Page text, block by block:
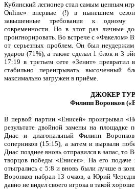
Кубинский легионер стал самым ценным
Online» впервые (!) в нынешнем
завышенные требования к одному
современности. Но в этот раз личные
проигнорировать. Во встрече с «Факелом»
от серьезных проблем. Он был
ударов (71%), а также сделал 1 блок и 3
17:19 в третьем сете «Зенит» превратил
стабильно переигрывать высоченный
максимально загружен в приёме.
ДЖОКЕР
Филипп Воронков
В первой партии «Енисей» проигрывал
результате двойной замены на площадке
Диас и диагональный Филипп
соперников (15:15), а затем и вырвали
Диас позднее вновь отправился в запас, то
творцов победы «Енисея». На его подаче
отыгрались с 5:8 и вновь были лучше в
Воронков набрал 13 очков, а Юрий
давно не видел своего игрока в такой